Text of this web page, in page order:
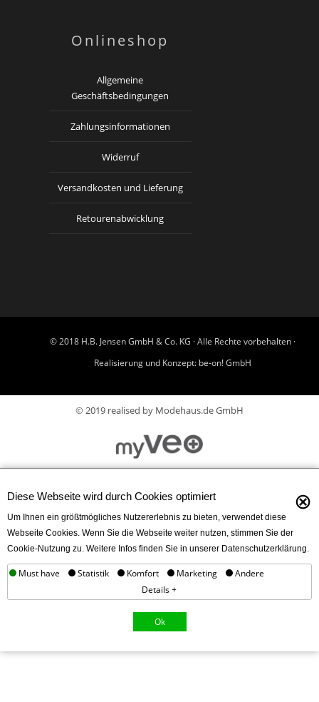
Onlineshop
Allgemeine
Geschäftsbedingungen
Zahlungsinformationen
Widerruf
Versandkosten und Lieferung
Retourenabwicklung
© 2018 H.B. Jensen GmbH & Co. KG · Alle Rechte vorbehalten ·
Realisierung und Konzept: be-on! GmbH
© 2019 realised by Modehaus.de GmbH
Diese Webseite wird durch Cookies optimiert ⊗
Um Ihnen ein größtmögliches Nutzererlebnis zu bieten, verwendet diese
Webseite Cookies. Wenn Sie die Webseite weiter nutzen, stimmen Sie der
Cookie-Nutzung zu. Weitere Infos finden Sie in unserer Datenschutzerklärung.
Must have Statistik Komfort Marketing
Andere
Details +
Ok